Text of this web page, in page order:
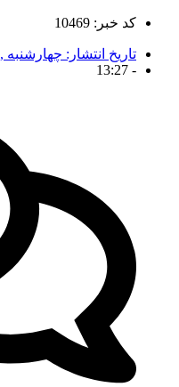
کد خبر: 10469
تاریخ انتشار: چهارشنبه , 29 اکتبر , 2025
-
13:27